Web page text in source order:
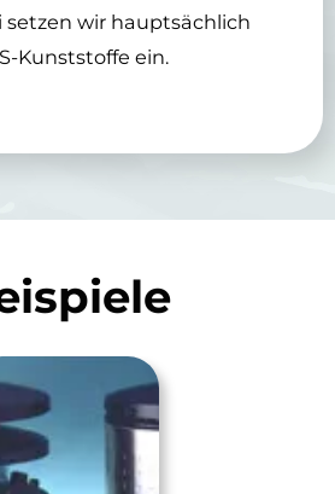
setzen wir hauptsächlich
Kunststoffe ein.